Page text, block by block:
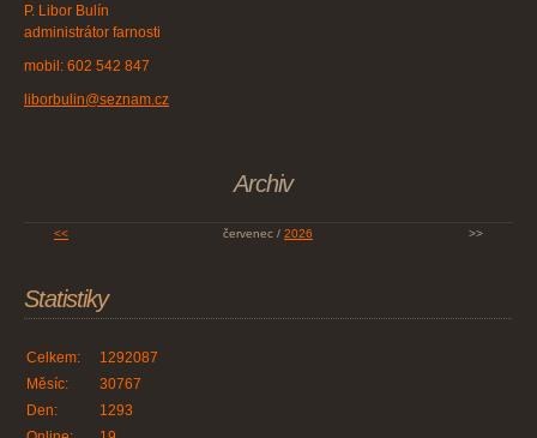
P. Libor Bulín
administrátor farnosti
mobil: 602 542 847
liborbulin@seznam.cz
Archiv
<< červenec / 2026 >>
Statistiky
Celkem:
1292087
Měsíc:
30767
Den:
1293